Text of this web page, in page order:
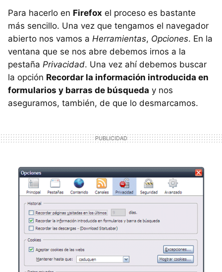
Para hacerlo en Firefox el proceso es bastante
más sencillo. Una vez que tengamos el navegador
abierto nos vamos a Herramientas, Opciones. En la
ventana que se nos abre debemos irnos a la
pestaña Privacidad. Una vez ahí debemos buscar
la opción Recordar la información introducida en
formularios y barras de búsqueda y nos
aseguramos, también, de que lo desmarcamos.